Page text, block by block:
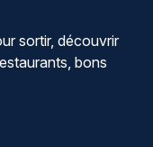
sortir, découvrir
bons